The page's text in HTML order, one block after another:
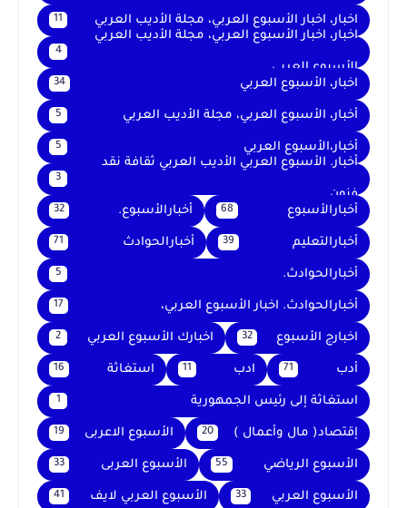
اخبار، اخبار الأسبوع العربي، مجلة الأديب العربي 11
اخبار، اخبار الأسبوع العربي، مجلة الأديب العربي
الأسبوع العربي
4
اخبار، الأسبوع العربي 34
أخبار، الأسبوع العربي، مجلة الأديب العربي 5
أخبار،الأسبوع العربي 5
أخبار. الأسبوع العربي الأديب العربي ثقافة نقد
فنون
3
أخبارالأسبوع 68 أخبارالأسبوع. 32
أخبارالتعليم 39 أخبارالحوادث 71
أخبارالحوادث. 5
أخبارالحوادث. اخبار الأسبوع العربي، 17
اخبارج الأسبوع 32 اخبارك الأسبوع العربي 2
أدب 71 ادب 11 استغاثة 16
استغاثة إلى رئيس الجمهورية 1
إقتصاد( مال وأعمال ) 20 الأسبوع الاعربى 19
الأسبوع الرياضي 55 الأسبوع العربى 33
الأسبوع العربي 33 الأسبوع العربي لايف 41